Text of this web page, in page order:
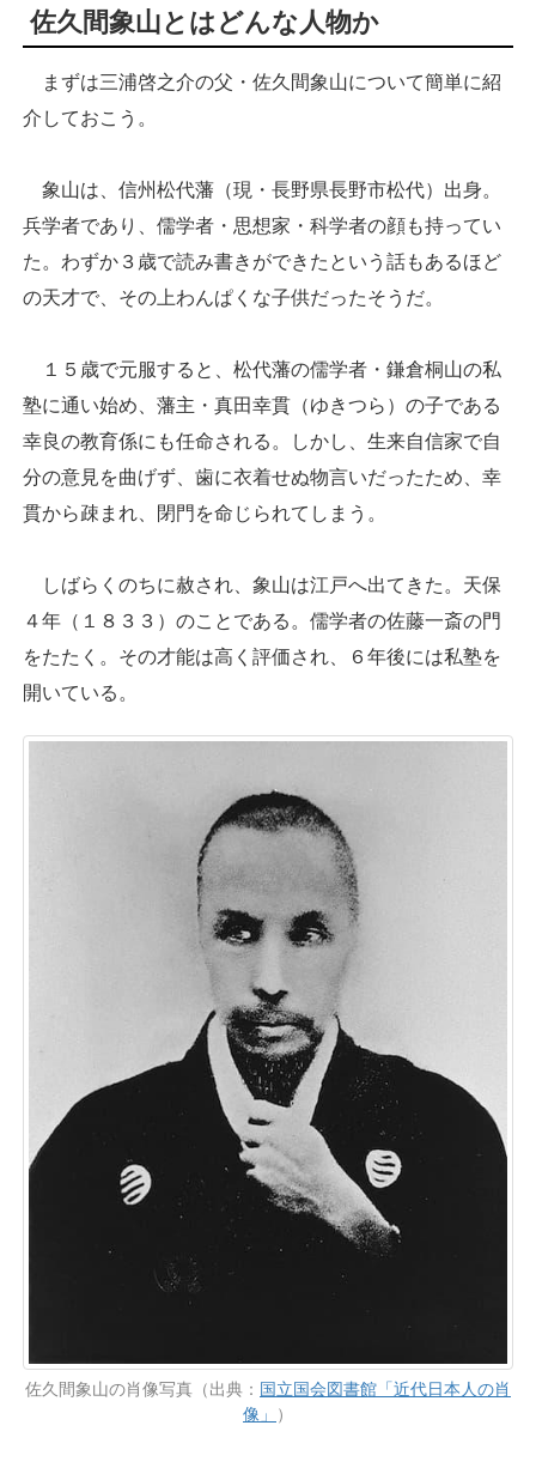
佐久間象山とはどんな人物か
まずは三浦啓之介の父・佐久間象山について簡単に紹
介しておこう。
象山は、信州松代藩（現・長野県長野市松代）出身。
兵学者であり、儒学者・思想家・科学者の顔も持ってい
た。わずか３歳で読み書きができたという話もあるほど
の天才で、その上わんぱくな子供だったそうだ。
１５歳で元服すると、松代藩の儒学者・鎌倉桐山の私
塾に通い始め、藩主・真田幸貫（ゆきつら）の子である
幸良の教育係にも任命される。しかし、生来自信家で自
分の意見を曲げず、歯に衣着せぬ物言いだったため、幸
貫から疎まれ、閉門を命じられてしまう。
しばらくのちに赦され、象山は江戸へ出てきた。天保
４年（１８３３）のことである。儒学者の佐藤一斎の門
をたたく。その才能は高く評価され、６年後には私塾を
開いている。
佐久間象山の肖像写真（出典： 国立国会図書館「近代日本人の肖
像」
）